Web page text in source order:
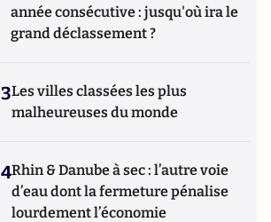
année consécutive : jusqu'où ira le
grand déclassement ?
3Les villes classées les plus
malheureuses du monde
4Rhin & Danube à sec : l’autre voie
d’eau dont la fermeture pénalise
lourdement l’économie